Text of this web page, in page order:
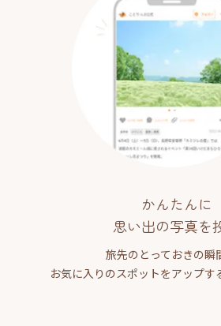
かんたんに
思い出の写真を
旅先のとっておきの瞬
お気に入りのスポットをアップす